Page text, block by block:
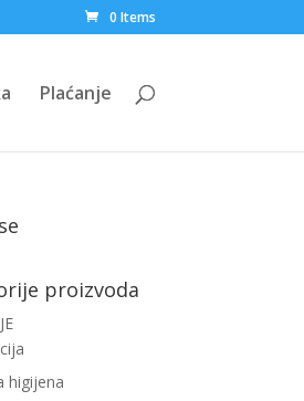
0 Items
Plaćanje
proizvoda
higijena